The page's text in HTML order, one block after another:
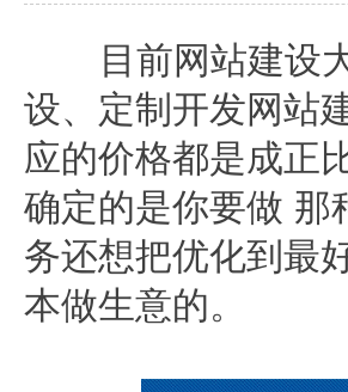
目前网站建设大
设、定制开发网站
应的价格都是成正
确定的是你要做 那
务还想把优化到最
本做生意的。